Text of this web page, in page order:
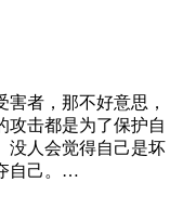
者，那不好意思，
攻击都是为了保护自
没人会觉得自己是坏
自己。…